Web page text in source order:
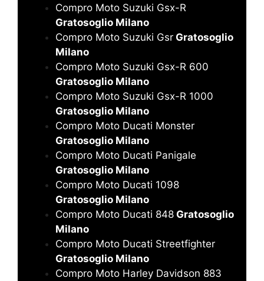
Compro Moto Suzuki Gsx-R
Gratosoglio Milano
Compro Moto Suzuki Gsr Gratosoglio
Milano
Compro Moto Suzuki Gsx-R 600
Gratosoglio Milano
Compro Moto Suzuki Gsx-R 1000
Gratosoglio Milano
Compro Moto Ducati Monster
Gratosoglio Milano
Compro Moto Ducati Panigale
Gratosoglio Milano
Compro Moto Ducati 1098
Gratosoglio Milano
Compro Moto Ducati 848 Gratosoglio
Milano
Compro Moto Ducati Streetfighter
Gratosoglio Milano
Compro Moto Harley Davidson 883